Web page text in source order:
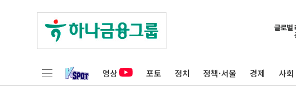
영상 포토 정치 정책·서울 경제 사회
동해